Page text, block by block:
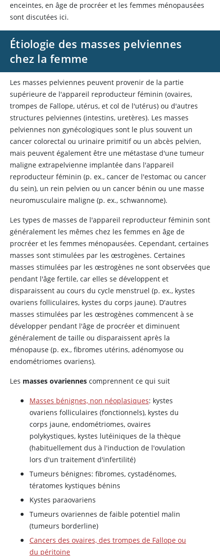
enceintes, en âge de procréer et les femmes ménopausées
sont discutées ici.
Étiologie des masses pelviennes
chez la femme
Les masses pelviennes peuvent provenir de la partie
supérieure de l'appareil reproducteur féminin (ovaires,
trompes de Fallope, utérus, et col de l'utérus) ou d'autres
structures pelviennes (intestins, uretères). Les masses
pelviennes non gynécologiques sont le plus souvent un
cancer colorectal ou urinaire primitif ou un abcès pelvien,
mais peuvent également être une métastase d'une tumeur
maligne extrapelvienne implantée dans l'appareil
reproducteur féminin (p. ex., cancer de l'estomac ou cancer
du sein), un rein pelvien ou un cancer bénin ou une masse
neuromusculaire maligne (p. ex., schwannome).
Les types de masses de l'appareil reproducteur féminin sont
généralement les mêmes chez les femmes en âge de
procréer et les femmes ménopausées. Cependant, certaines
masses sont stimulées par les œstrogènes. Certaines
masses stimulées par les œstrogènes ne sont observées que
pendant l'âge fertile, car elles se développent et
disparaissent au cours du cycle menstruel (p. ex., kystes
ovariens folliculaires, kystes du corps jaune). D'autres
masses stimulées par les œstrogènes commencent à se
développer pendant l'âge de procréer et diminuent
généralement de taille ou disparaissent après la
ménopause (p. ex., fibromes utérins, adénomyose ou
endométriomes ovariens).
Les masses ovariennes comprennent ce qui suit
Masses bénignes, non néoplasiques: kystes
ovariens folliculaires (fonctionnels), kystes du
corps jaune, endométriomes, ovaires
polykystiques, kystes lutéiniques de la thèque
(habituellement dus à l'induction de l'ovulation
lors d'un traitement d'infertilité)
Tumeurs bénignes: fibromes, cystadénomes,
tératomes kystiques bénins
Kystes paraovariens
Tumeurs ovariennes de faible potentiel malin
(tumeurs borderline)
Cancers des ovaires, des trompes de Fallope ou
du péritoine